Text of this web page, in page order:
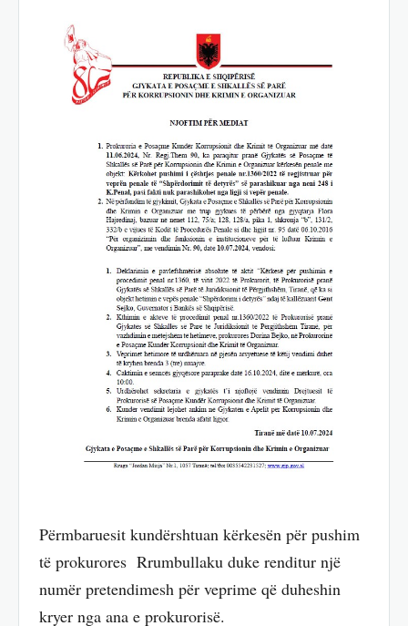
Përmbaruesit kundërshtuan kërkesën për pushim
të prokurores Rrumbullaku duke renditur një
numër pretendimesh për veprime që duheshin
kryer nga ana e prokurorisë.